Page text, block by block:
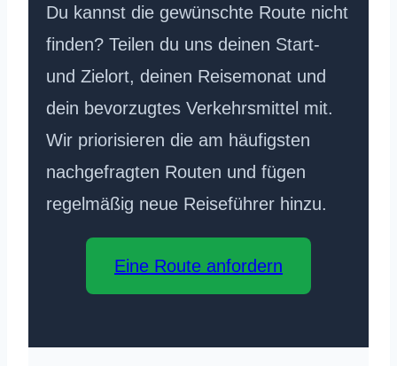
Du kannst die gewünschte Route nicht
finden? Teilen du uns deinen Start-
und Zielort, deinen Reisemonat und
dein bevorzugtes Verkehrsmittel mit.
Wir priorisieren die am häufigsten
nachgefragten Routen und fügen
regelmäßig neue Reiseführer hinzu.
Eine Route anfordern